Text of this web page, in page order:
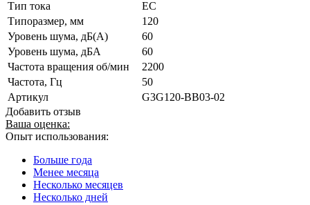
Тип тока
EC
Типоразмер, мм
120
Уровень шума, дБ(А)
60
Уровень шума, дБА
60
Частота вращения об/мин
2200
Частота, Гц
50
Артикул
G3G120-BB03-02
Добавить отзыв
Ваша оценка:
Опыт использования:
Больше года
Менее месяца
Несколько месяцев
Несколько дней